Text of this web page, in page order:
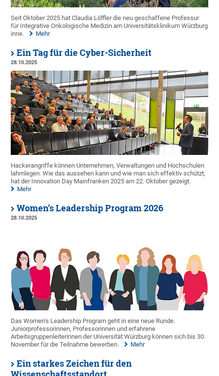
Seit Oktober 2025 hat Claudia Löffler die neu geschaffene Professur
für Integrative Onkologische Medizin am Universitätsklinikum Würzburg
inne.
Mehr
Ein Tag für die Cyber-Sicherheit
28.10.2025
Hackerangriffe können Unternehmen, Verwaltungen und Hochschulen
lahmlegen. Wie das aussehen kann und wie man sich effektiv schützt,
hat der Innovation Day Mainfranken 2025 am 22. Oktober gezeigt.
Mehr
Women’s Leadership Program 2026
28.10.2025
Das Women‘s Leadership Program geht in eine neue Runde.
Juniorprofessorinnen, Professorinnen und erfahrene
Arbeitsgruppenleiterinnen der Universität Würzburg können sich bis 30.
November für die Teilnahme bewerben.
Mehr
Ein starkes Zeichen für den